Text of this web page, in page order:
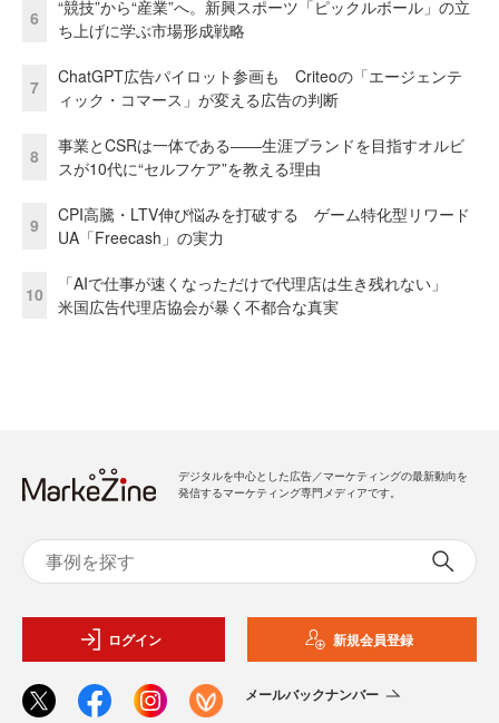
6
“競技”から“産業”へ。新興スポーツ「ピックルボール」の立
ち上げに学ぶ市場形成戦略
7
ChatGPT広告パイロット参画も Criteoの「エージェンテ
ィック・コマース」が変える広告の判断
8
事業とCSRは一体である――生涯ブランドを目指すオルビ
スが10代に“セルフケア”を教える理由
9
CPI高騰・LTV伸び悩みを打破する ゲーム特化型リワード
UA「Freecash」の実力
10
「AIで仕事が速くなっただけで代理店は生き残れない」
米国広告代理店協会が暴く不都合な真実
デジタルを中心とした広告／マーケティングの最新動向を
発信するマーケティング専門メディアです。
ログイン 新規会員登録
メールバックナンバー